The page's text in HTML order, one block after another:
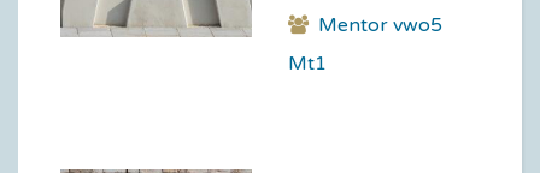
Mentor vwo5
Mt1